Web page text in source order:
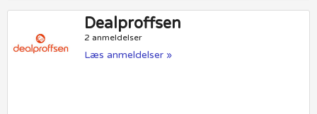
Dealproffsen
2 anmeldelser
Læs anmeldelser »